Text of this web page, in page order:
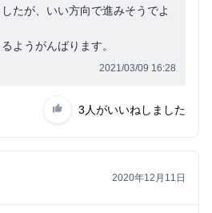
たが、いい方向で進みそうでよ
ようがんばります。
2021/03/09 16:28
3人がいいねしました
2020年12月11日